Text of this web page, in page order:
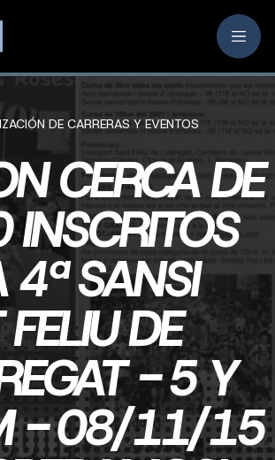
DE CARRERAS Y EVENTOS
CERCA DE
4ª SANSI
DE
- 5 Y
- 08/11/15